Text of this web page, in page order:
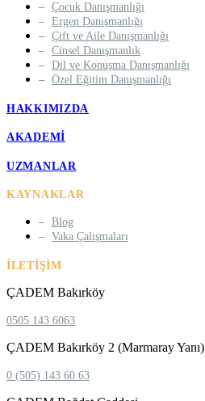
Çocuk Danışmanlığı
Ergen Danışmanlığı
Çift ve Aile Danışmanlığı
Cinsel Danışmanlık
Dil ve Konuşma Danışmanlığı
Özel Eğitim Danışmanlığı
HAKKIMIZDA
AKADEMI
UZMANLAR
KAYNAKLAR
Blog
Vaka Çalışmaları
İLETIŞIM
ÇADEM Bakırköy
0505 143 6063
ÇADEM Bakırköy 2 (Marmaray Yanı)
0 (505) 143 60 63